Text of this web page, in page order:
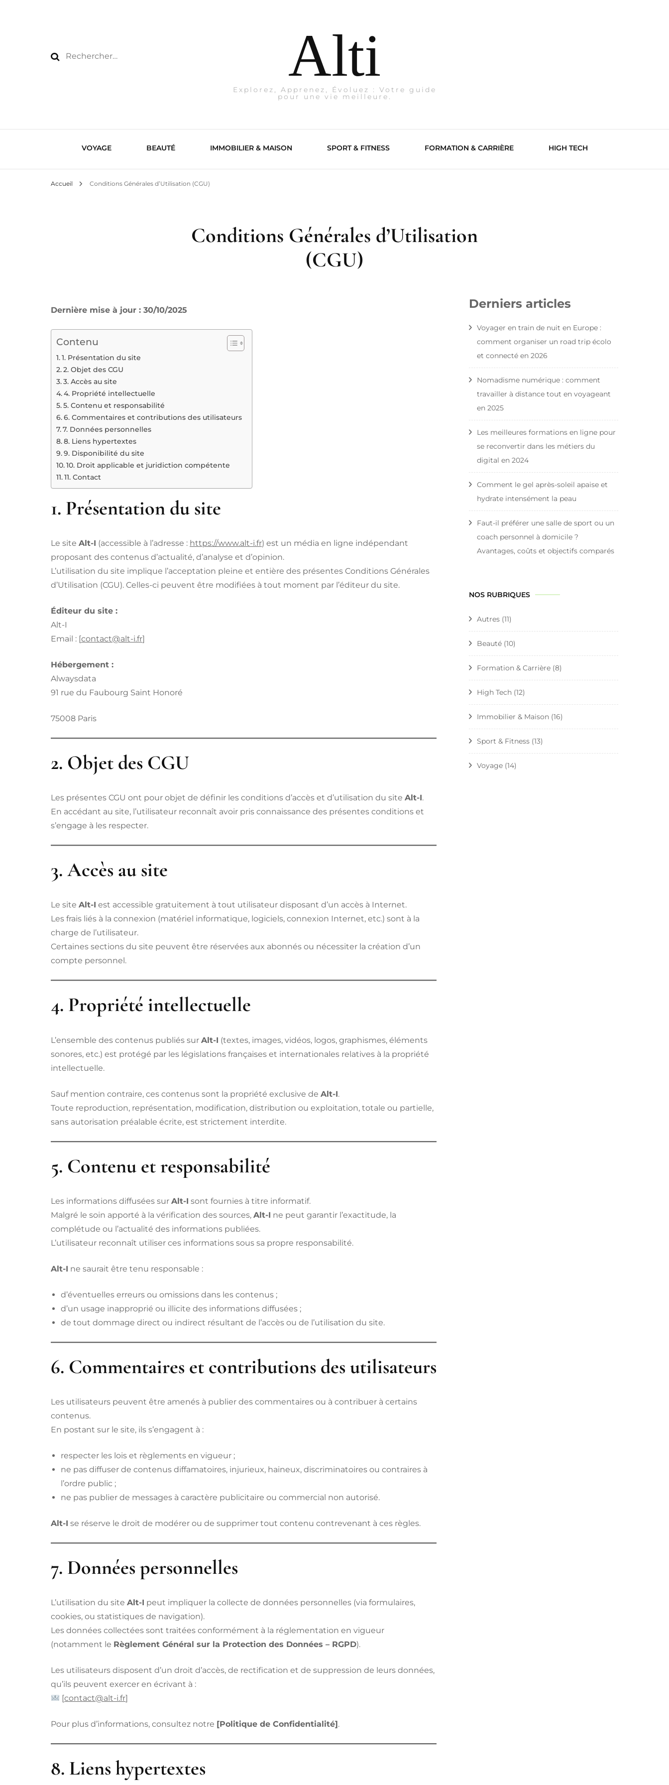
Rechercher : Alti
Explorez, Apprenez, Évoluez : Votre guide
pour une vie meilleure.
VOYAGE BEAUTÉ IMMOBILIER & MAISON SPORT & FITNESS FORMATION & CARRIÈRE HIGH TECH
Accueil Conditions Générales d’Utilisation (CGU)
Conditions Générales d’Utilisation
(CGU)
Dernière mise à jour : 30/10/2025
Contenu
1. Présentation du site
2. Objet des CGU
3. Accès au site
4. Propriété intellectuelle
5. Contenu et responsabilité
6. Commentaires et contributions des utilisateurs
7. Données personnelles
8. Liens hypertextes
9. Disponibilité du site
10. Droit applicable et juridiction compétente
11. Contact
1. Présentation du site
Le site Alt-I (accessible à l’adresse : https://www.alt-i.fr) est un média en ligne indépendant
proposant des contenus d’actualité, d’analyse et d’opinion.
L’utilisation du site implique l’acceptation pleine et entière des présentes Conditions Générales
d’Utilisation (CGU). Celles-ci peuvent être modifiées à tout moment par l’éditeur du site.
Éditeur du site :
Alt-I
Email : [contact@alt-i.fr]
Hébergement :
Alwaysdata
91 rue du Faubourg Saint Honoré
75008 Paris
2. Objet des CGU
Les présentes CGU ont pour objet de définir les conditions d’accès et d’utilisation du site Alt-I.
En accédant au site, l’utilisateur reconnaît avoir pris connaissance des présentes conditions et
s’engage à les respecter.
3. Accès au site
Le site Alt-I est accessible gratuitement à tout utilisateur disposant d’un accès à Internet.
Les frais liés à la connexion (matériel informatique, logiciels, connexion Internet, etc.) sont à la
charge de l’utilisateur.
Certaines sections du site peuvent être réservées aux abonnés ou nécessiter la création d’un
compte personnel.
4. Propriété intellectuelle
L’ensemble des contenus publiés sur Alt-I (textes, images, vidéos, logos, graphismes, éléments
sonores, etc.) est protégé par les législations françaises et internationales relatives à la propriété
intellectuelle.
Sauf mention contraire, ces contenus sont la propriété exclusive de Alt-I.
Toute reproduction, représentation, modification, distribution ou exploitation, totale ou partielle,
sans autorisation préalable écrite, est strictement interdite.
5. Contenu et responsabilité
Les informations diffusées sur Alt-I sont fournies à titre informatif.
Malgré le soin apporté à la vérification des sources, Alt-I ne peut garantir l’exactitude, la
complétude ou l’actualité des informations publiées.
L’utilisateur reconnaît utiliser ces informations sous sa propre responsabilité.
Alt-I ne saurait être tenu responsable :
d’éventuelles erreurs ou omissions dans les contenus ;
d’un usage inapproprié ou illicite des informations diffusées ;
de tout dommage direct ou indirect résultant de l’accès ou de l’utilisation du site.
6. Commentaires et contributions des utilisateurs
Les utilisateurs peuvent être amenés à publier des commentaires ou à contribuer à certains
contenus.
En postant sur le site, ils s’engagent à :
respecter les lois et règlements en vigueur ;
ne pas diffuser de contenus diffamatoires, injurieux, haineux, discriminatoires ou contraires à
l’ordre public ;
ne pas publier de messages à caractère publicitaire ou commercial non autorisé.
Alt-I se réserve le droit de modérer ou de supprimer tout contenu contrevenant à ces règles.
7. Données personnelles
L’utilisation du site Alt-I peut impliquer la collecte de données personnelles (via formulaires,
cookies, ou statistiques de navigation).
Les données collectées sont traitées conformément à la réglementation en vigueur
(notamment le Règlement Général sur la Protection des Données – RGPD).
Les utilisateurs disposent d’un droit d’accès, de rectification et de suppression de leurs données,
qu’ils peuvent exercer en écrivant à :
[contact@alt-i.fr]
Pour plus d’informations, consultez notre [Politique de Confidentialité].
8. Liens hypertextes
Derniers articles
Voyager en train de nuit en Europe :
comment organiser un road trip écolo
et connecté en 2026
Nomadisme numérique : comment
travailler à distance tout en voyageant
en 2025
Les meilleures formations en ligne pour
se reconvertir dans les métiers du
digital en 2024
Comment le gel après-soleil apaise et
hydrate intensément la peau
Faut-il préférer une salle de sport ou un
coach personnel à domicile ?
Avantages, coûts et objectifs comparés
NOS RUBRIQUES
Autres (11)
Beauté (10)
Formation & Carrière (8)
High Tech (12)
Immobilier & Maison (16)
Sport & Fitness (13)
Voyage (14)